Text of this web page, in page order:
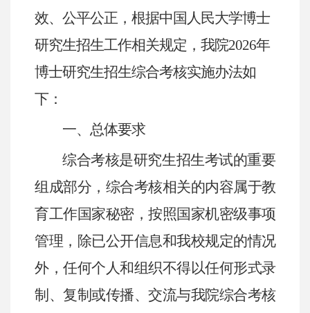
效、公平公正，根据中国人民大学博士
研究生招生工作相关规定，我院2026年
博士研究生招生综合考核实施办法如
下：
一、 总体要求
综合考核是研究生招生考试的重要
组成部分，综合考核相关的内容属于教
育工作国家秘密，按照国家机密级事项
管理，除已公开信息和我校规定的情况
外，任何个人和组织不得以任何形式录
制、复制或传播、交流与我院综合考核